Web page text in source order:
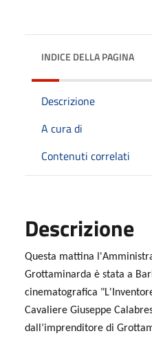
INDICE DELLA PAGINA
Descrizione
A cura di
Contenuti correlati
Descrizione
Questa mattina
Grottaminarda è stata a
cinematografica
Cavaliere Giuseppe
dall’imprenditore di